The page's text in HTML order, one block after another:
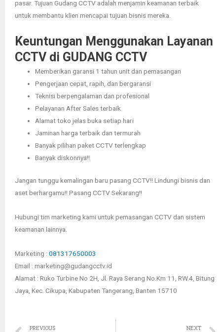
pasar. Tujuan Gudang CCTV adalah menjamin keamanan terbaik
untuk membantu klien mencapai tujuan bisnis mereka.
Keuntungan Menggunakan Layanan
CCTV di GUDANG CCTV
Memberikan garansi 1 tahun unit dan pemasangan
Pengerjaan cepat, rapih, dan bergaransi
Teknisi berpengalaman dan profesional
Pelayanan After Sales terbaik
Alamat toko jelas buka setiap hari
Jaminan harga terbaik dan termurah
Banyak pilihan paket CCTV terlengkap
Banyak diskonnya!!
Jangan tunggu kemalingan baru pasang CCTV!! Lindungi bisnis dan
aset berhargamu!! Pasang CCTV Sekarang!!
Hubungi tim marketing kami untuk pemasangan CCTV dan sistem
keamanan lainnya.
Marketing : 081317650003
Email : marketing@gudangcctv.id
Alamat : Ruko Turbine No 2H, Jl. Raya Serang No.Km 11, RW.4, Bitung
Jaya, Kec. Cikupa, Kabupaten Tangerang, Banten 15710
PREVIOUS NEXT